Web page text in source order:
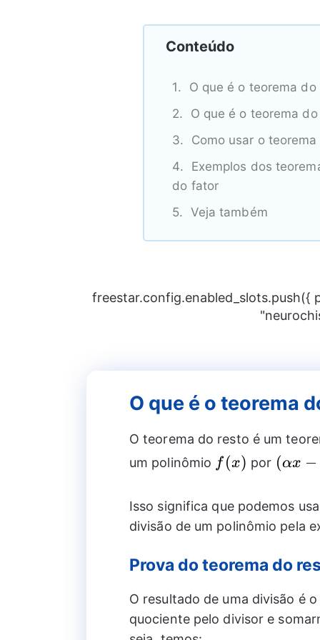
Conteúdo
O que é o teorema do
O que é o teorema
Como usar o
Exemplos dos
do fator
Veja também
freestar.config.enabled_slots.push({
O que é o teorema
O teorema do resto é um
um polinômio f(x)
f (x) por
x-
(αx −
Isso significa que podemos
divisão de um polinômio pela
Prova do teorema do
O resultado de uma divisão é
quociente pelo divisor e